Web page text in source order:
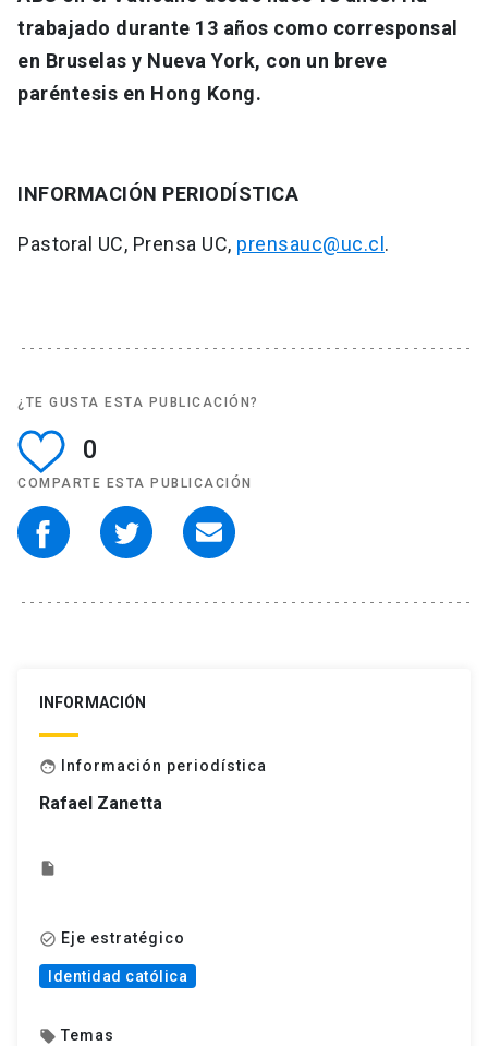
trabajado durante 13 años como corresponsal
en Bruselas y Nueva York, con un breve
paréntesis en Hong Kong.
INFORMACIÓN PERIODÍSTICA
Pastoral UC, Prensa UC, prensauc@uc.cl .
¿TE GUSTA ESTA PUBLICACIÓN?
0
COMPARTE ESTA PUBLICACIÓN
INFORMACIÓN
face Información periodística
Rafael Zanetta
insert_drive_file
check_circle_outline Eje estratégico
Identidad católica
local_offer Temas